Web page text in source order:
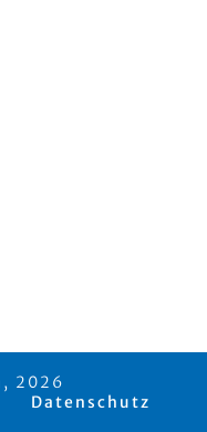
2026
Datenschutz